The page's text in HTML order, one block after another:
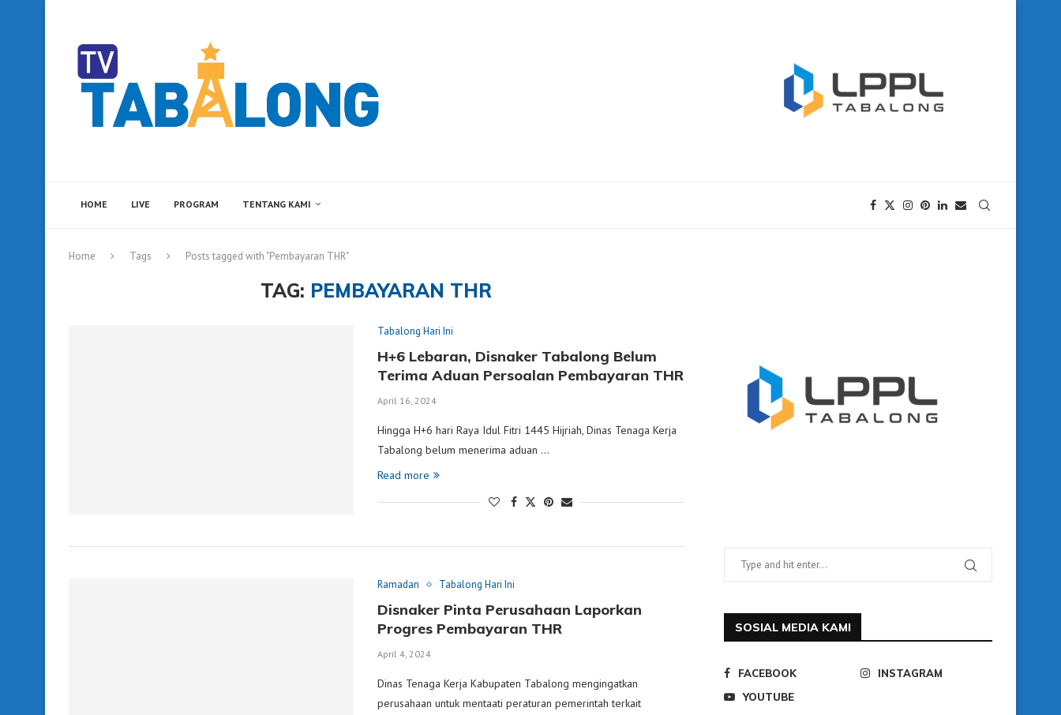
HOME LIVE PROGRAM TENTANG KAMI
Home Tags Posts tagged with "Pembayaran THR"
TAG: PEMBAYARAN THR
Tabalong Hari Ini
H+6 Lebaran, Disnaker Tabalong Belum
Terima Aduan Persoalan Pembayaran THR
April 16, 2024
Hingga H+6 hari Raya Idul Fitri 1445 Hijriah, Dinas Tenaga Kerja
Tabalong belum menerima aduan …
Read more
Ramadan Tabalong Hari Ini
Disnaker Pinta Perusahaan Laporkan
Progres Pembayaran THR
April 4, 2024
Dinas Tenaga Kerja Kabupaten Tabalong mengingatkan
perusahaan untuk mentaati peraturan pemerintah terkait
SOSIAL MEDIA KAMI
FACEBOOK
INSTAGRAM
YOUTUBE